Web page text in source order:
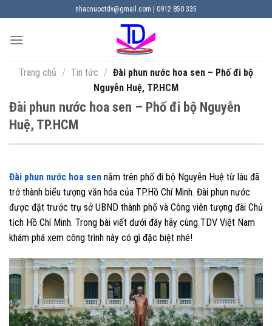
đến
nhacnuoctdv@gmail.com | 0912 850 335
Trang chủ / Tin tức / Đài phun nước hoa sen – Phố đi bộ
Nguyễn Huệ, TP.HCM
Đài phun nước hoa sen – Phố đi bộ Nguyễn
Huệ, TP.HCM
Đài phun nước hoa sen nằm trên phố đi bộ Nguyễn Huệ từ lâu đã
trở thành biểu tượng văn hóa của TP.Hồ Chí Minh. Đài phun nước
được đặt trước trụ sở UBND thành phố và Công viên tượng đài Chủ
tịch Hồ Chí Minh. Trong bài viết dưới đây hãy cùng TDV Việt Nam
khám phá xem công trình này có gì đặc biệt nhé!